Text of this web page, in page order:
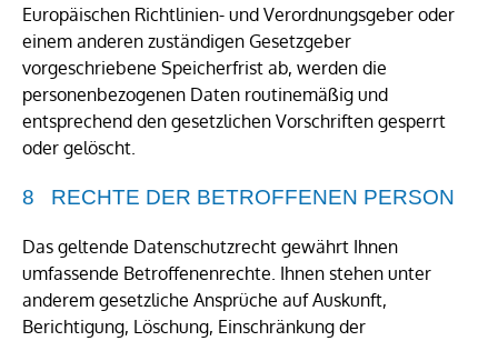
Europäischen Richtlinien- und Verordnungsgeber oder
einem anderen zuständigen Gesetzgeber
vorgeschriebene Speicherfrist ab, werden die
personenbezogenen Daten routinemäßig und
entsprechend den gesetzlichen Vorschriften gesperrt
oder gelöscht.
RECHTE DER BETROFFENEN PERSON
Das geltende Datenschutzrecht gewährt Ihnen
umfassende Betroffenenrechte. Ihnen stehen unter
anderem gesetzliche Ansprüche auf Auskunft,
Berichtigung, Löschung, Einschränkung der